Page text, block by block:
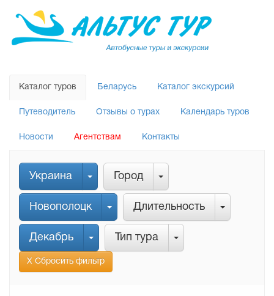
Каталог туров Беларусь Каталог экскурсий
Путеводитель Отзывы о турах Календарь туров
Новости Агентствам Контакты
Украина Город
Новополоцк Длительность
Декабрь Тип тура
Х Сбросить фильтр